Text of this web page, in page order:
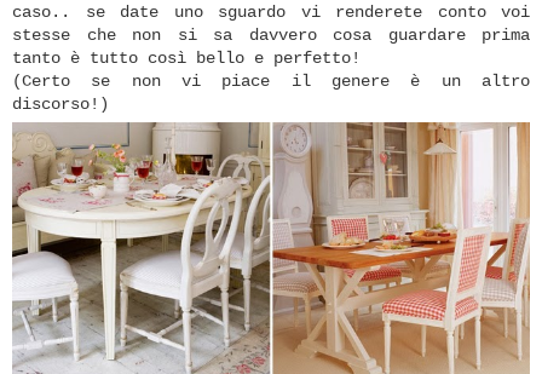
caso.. se date uno sguardo vi renderete conto voi
stesse che non si sa davvero cosa guardare prima
tanto è tutto così bello e perfetto!
(Certo se non vi piace il genere è un altro
discorso!)